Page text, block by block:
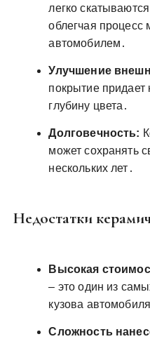
легко
облегчая процесс
автомобилем․
Улучшение
покрытие придает
глубину цвета․
Долговечность:
может сохранять
нескольких лет․
Недостатки
Высокая
– это один из
кузова
Сложность